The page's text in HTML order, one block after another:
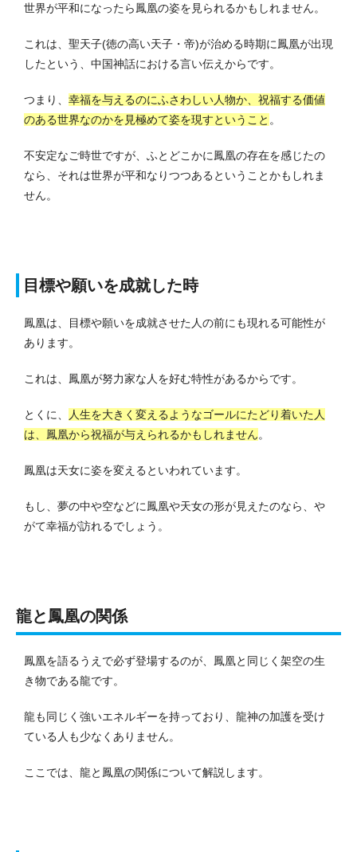
世界が平和になったら鳳凰の姿を見られるかもしれません。
これは、聖天子(徳の高い天子・帝)が治める時期に鳳凰が出現
したという、中国神話における言い伝えからです。
つまり、 幸福を与えるのにふさわしい人物か、祝福する価値
のある世界なのかを見極めて姿を現すということ 。
不安定なご時世ですが、ふとどこかに鳳凰の存在を感じたの
なら、それは世界が平和なりつつあるということかもしれま
せん。
目標や願いを成就した時
鳳凰は、目標や願いを成就させた人の前にも現れる可能性が
あります。
これは、鳳凰が努力家な人を好む特性があるからです。
とくに、
人生を大きく変えるようなゴールにたどり着いた人
は、鳳凰から祝福が与えられるかもしれません。
鳳凰は天女に姿を変えるといわれています。
もし、夢の中や空などに鳳凰や天女の形が見えたのなら、や
がて幸福が訪れるでしょう。
龍と鳳凰の関係
鳳凰を語るうえで必ず登場するのが、鳳凰と同じく架空の生
き物である龍です。
龍も同じく強いエネルギーを持っており、龍神の加護を受け
ている人も少なくありません。
ここでは、龍と鳳凰の関係について解説します。